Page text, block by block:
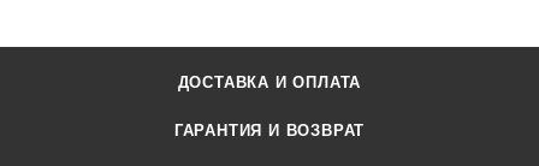
ДОСТАВКА И ОПЛАТА
ГАРАНТИЯ И ВОЗВРАТ